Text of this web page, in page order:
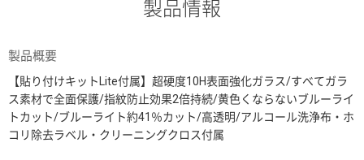
製品情報
製品概要
【貼り付けキットLite付属】超硬度10H表面強化ガラス/すべてガラ
ス素材で全面保護/指紋防止効果2倍持続/黄色くならないブルーライ
トカット/ブルーライト約41％カット/高透明/アルコール洗浄布・ホ
コリ除去ラベル・クリーニングクロス付属